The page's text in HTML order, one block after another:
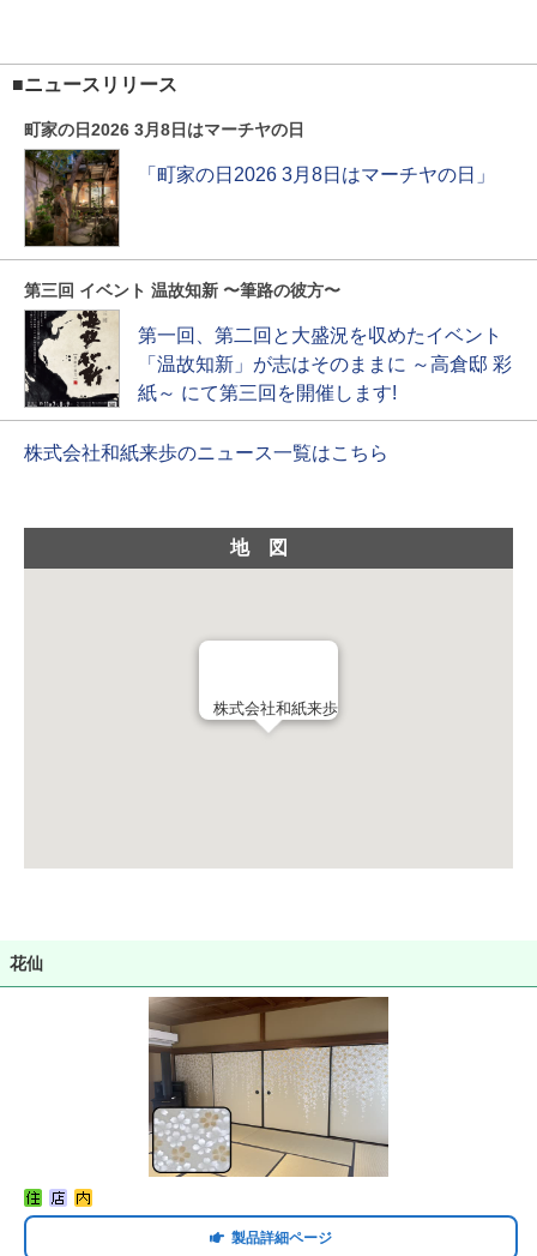
■ニュースリリース
町家の日2026 3月8日はマーチヤの日
「町家の日2026 3月8日はマーチヤの日」
第三回 イベント 温故知新 〜筆路の彼方〜
第一回、第二回と大盛況を収めたイベント
「温故知新」が志はそのままに ～高倉邸 彩
紙～ にて第三回を開催します!
株式会社和紙来歩のニュース一覧はこちら
地図
株式会社和紙来歩
花仙
製品詳細ページ